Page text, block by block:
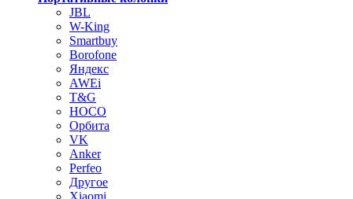
JBL
W-King
Smartbuy
Borofone
Яндекс
AWEi
T&G
HOCO
Орбита
VK
Anker
Perfeo
Другое
Xiaomi